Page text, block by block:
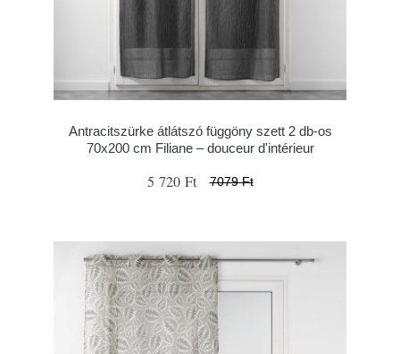
Antracitszürke átlátszó függöny szett 2 db-os
70x200 cm Filiane – douceur d'intérieur
5 720 Ft 7079 Ft